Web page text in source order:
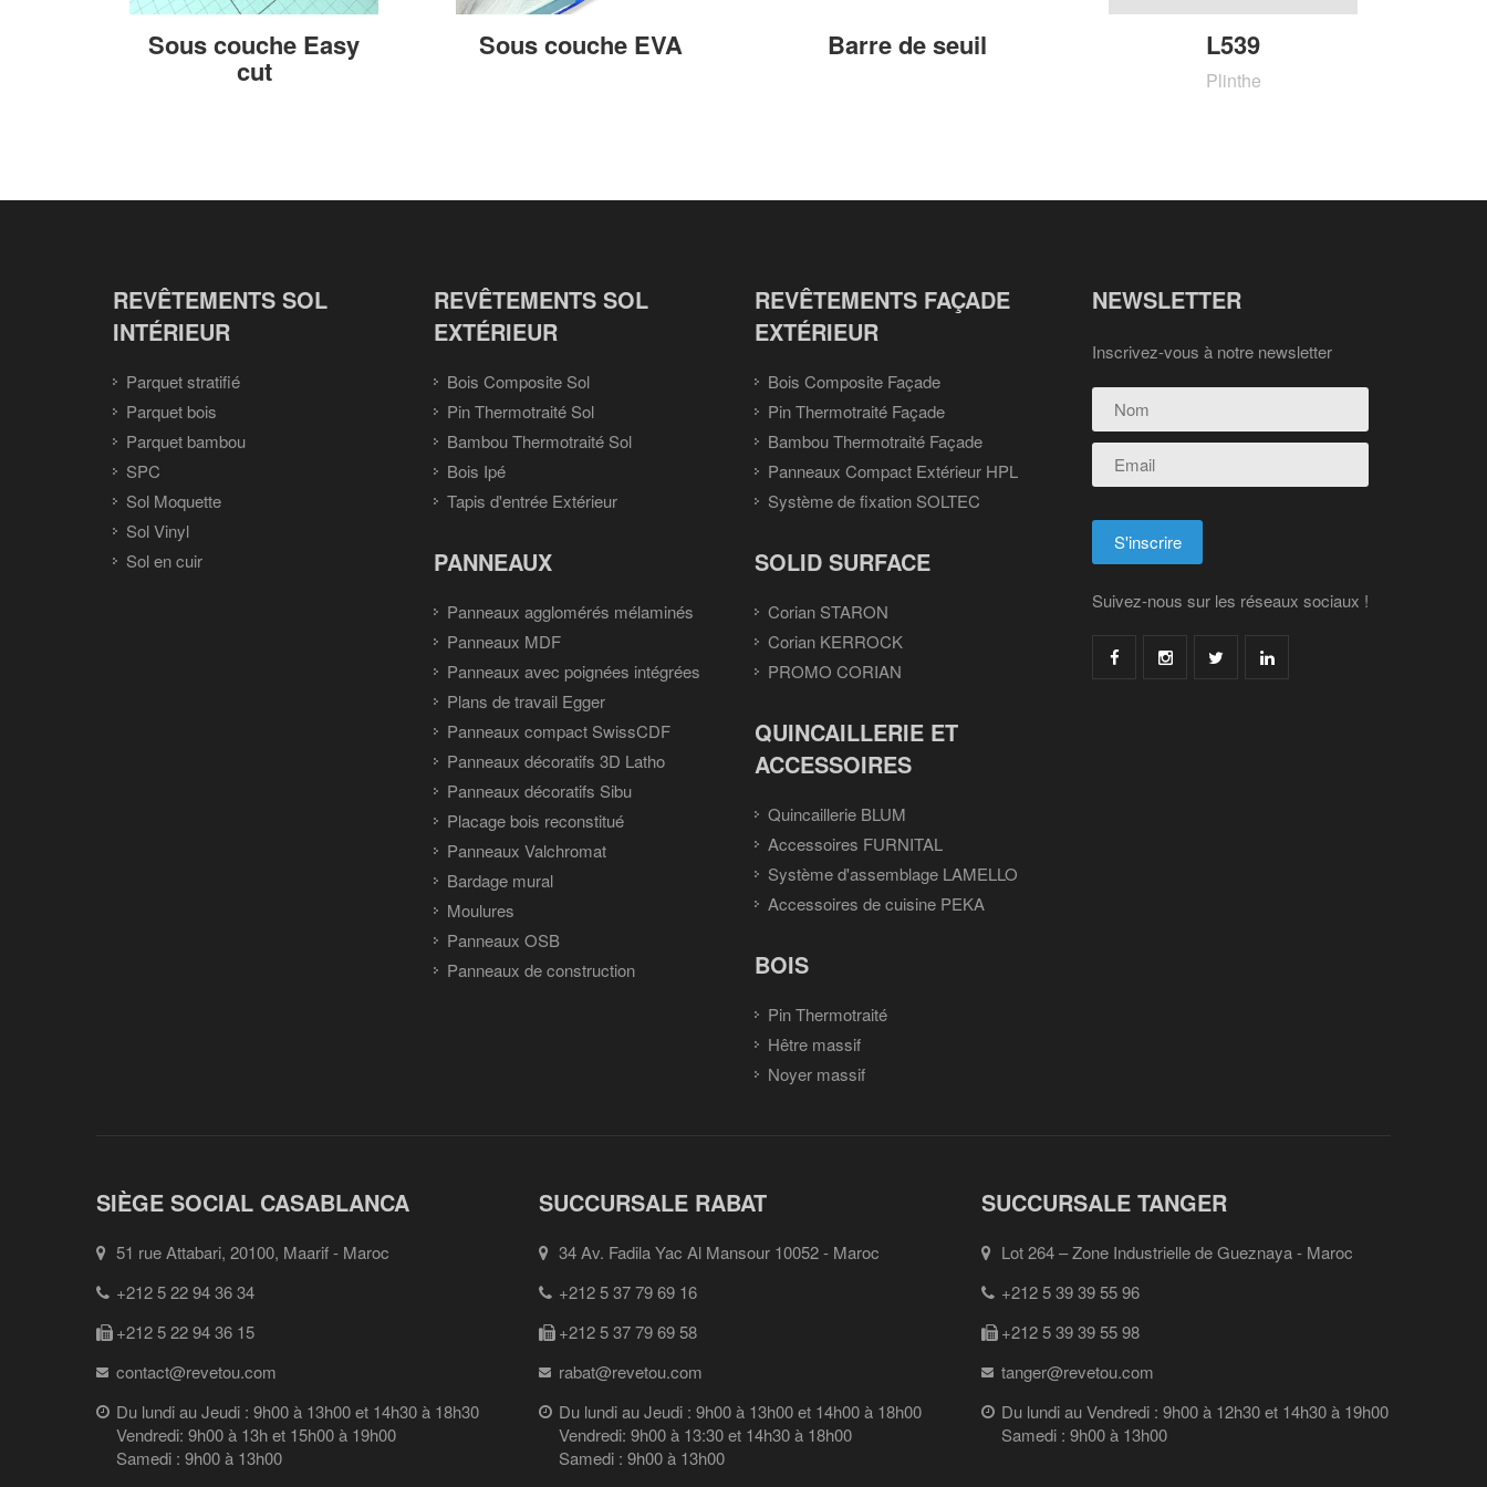
Sous couche Easy
cut
Sous couche EVA Barre de seuil L539
Plinthe
REVÊTEMENTS SOL
INTÉRIEUR
Parquet stratifié
Parquet bois
Parquet bambou
SPC
Sol Moquette
Sol Vinyl
Sol en cuir
REVÊTEMENTS SOL
EXTÉRIEUR
Bois Composite Sol
Pin Thermotraité Sol
Bambou Thermotraité Sol
Bois Ipé
Tapis d'entrée Extérieur
REVÊTEMENTS FAÇADE
EXTÉRIEUR
Bois Composite Façade
Pin Thermotraité Façade
Bambou Thermotraité Façade
Panneaux Compact Extérieur HPL
Système de fixation SOLTEC
PANNEAUX
Panneaux agglomérés mélaminés
Panneaux MDF
Panneaux avec poignées intégrées
Plans de travail Egger
Panneaux compact SwissCDF
Panneaux décoratifs 3D Latho
Panneaux décoratifs Sibu
Placage bois reconstitué
Panneaux Valchromat
Bardage mural
Moulures
Panneaux OSB
Panneaux de construction
SOLID SURFACE
Corian STARON
Corian KERROCK
PROMO CORIAN
QUINCAILLERIE ET
ACCESSOIRES
Quincaillerie BLUM
Accessoires FURNITAL
Système d'assemblage LAMELLO
Accessoires de cuisine PEKA
BOIS
Pin Thermotraité
Hêtre massif
Noyer massif
NEWSLETTER
Inscrivez-vous à notre newsletter
Suivez-nous sur les réseaux sociaux !
SIÈGE SOCIAL CASABLANCA
51 rue Attabari, 20100, Maarif - Maroc
+212 5 22 94 36 34
+212 5 22 94 36 15
contact@revetou.com
Du lundi au Jeudi : 9h00 à 13h00 et 14h30 à 18h30
Vendredi: 9h00 à 13h et 15h00 à 19h00
Samedi : 9h00 à 13h00
SUCCURSALE RABAT
34 Av. Fadila Yac Al Mansour 10052 - Maroc
+212 5 37 79 69 16
+212 5 37 79 69 58
rabat@revetou.com
Du lundi au Jeudi : 9h00 à 13h00 et 14h00 à 18h00
Vendredi: 9h00 à 13:30 et 14h30 à 18h00
Samedi : 9h00 à 13h00
SUCCURSALE TANGER
Lot 264 – Zone Industrielle de Gueznaya - Maroc
+212 5 39 39 55 96
+212 5 39 39 55 98
tanger@revetou.com
Du lundi au Vendredi : 9h00 à 12h30 et 14h30 à 19h00
Samedi : 9h00 à 13h00